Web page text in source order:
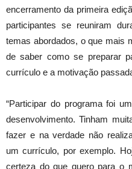
encerramento da primeira
participantes se reuniram
temas abordados, o que mais
de saber como se preparar
currículo e a motivação
“Participar do programa foi
desenvolvimento. Tinham
fazer e na verdade não
um currículo, por exemplo.
certeza do que quero para o